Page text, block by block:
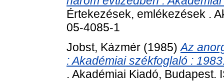
Értekezések, emlékezések .
05-4085-1
Jobst, Kázmér (1985)Az
: Akadémiai székfoglaló :
. Akadémiai Kiadó, Budapest.